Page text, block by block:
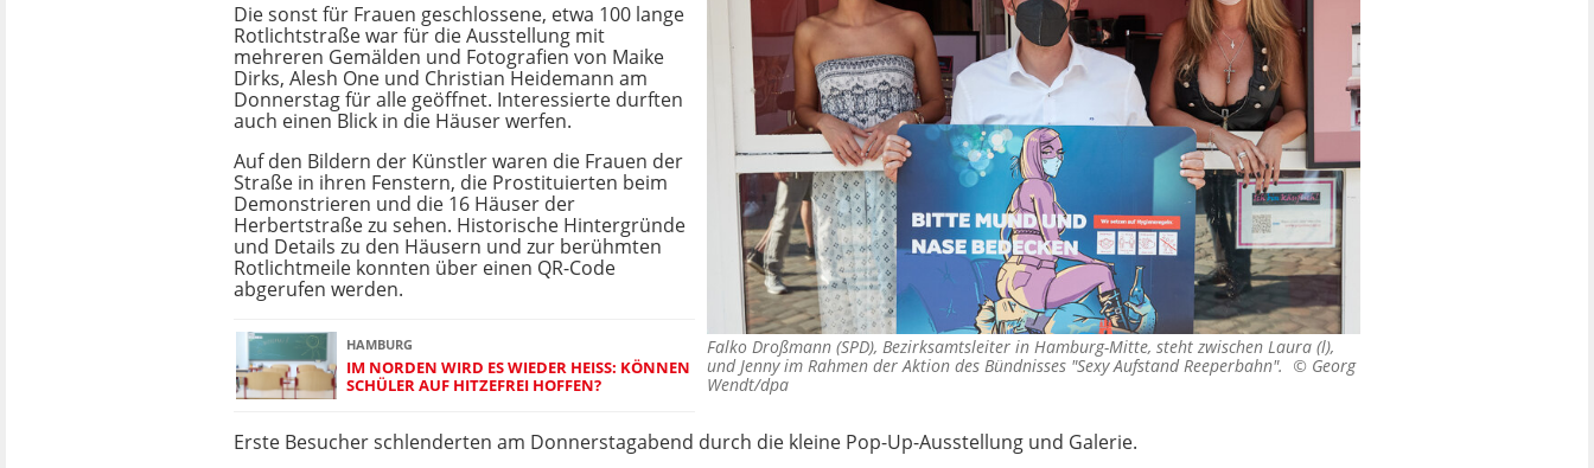
Falko Droßmann (SPD), Bezirksamtsleiter in Hamburg-Mitte, steht zwischen Laura (l),
und Jenny im Rahmen der Aktion des Bündnisses "Sexy Aufstand Reeperbahn". © Georg
Wendt/dpa
Die sonst für Frauen geschlossene, etwa 100 lange
Rotlichtstraße war für die Ausstellung mit
mehreren Gemälden und Fotografien von Maike
Dirks, Alesh One und Christian Heidemann am
Donnerstag für alle geöffnet. Interessierte durften
auch einen Blick in die Häuser werfen.
Auf den Bildern der Künstler waren die Frauen der
Straße in ihren Fenstern, die Prostituierten beim
Demonstrieren und die 16 Häuser der
Herbertstraße zu sehen. Historische Hintergründe
und Details zu den Häusern und zur berühmten
Rotlichtmeile konnten über einen QR-Code
abgerufen werden.
HAMBURG
IM NORDEN WIRD ES WIEDER HEISS: KÖNNEN S
CHÜLER AUF HITZEFREI HOFFEN?
Erste Besucher schlenderten am Donnerstagabend durch die kleine Pop-Up-Ausstellung und Galerie.